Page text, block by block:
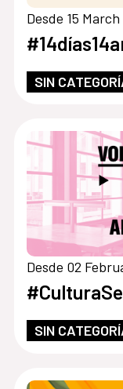
Desde 15
SIN
Desde 02
SIN